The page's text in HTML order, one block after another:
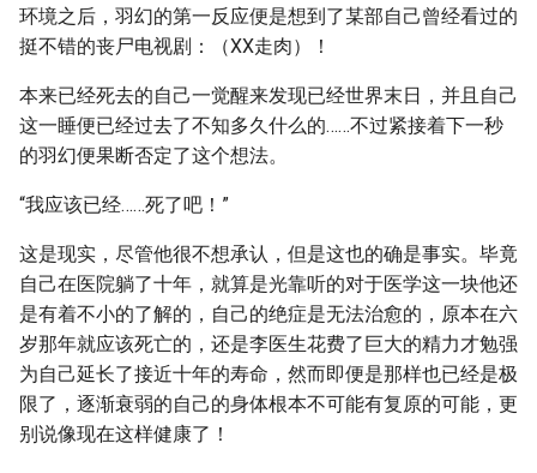
环境之后，羽幻的第一反应便是想到了某部自己曾经看过的
挺不错的丧尸电视剧：（XX走肉）！
本来已经死去的自己一觉醒来发现已经世界末日，并且自己
这一睡便已经过去了不知多久什么的……不过紧接着下一秒
的羽幻便果断否定了这个想法。
“我应该已经……死了吧！”
这是现实，尽管他很不想承认，但是这也的确是事实。毕竟
自己在医院躺了十年，就算是光靠听的对于医学这一块他还
是有着不小的了解的，自己的绝症是无法治愈的，原本在六
岁那年就应该死亡的，还是李医生花费了巨大的精力才勉强
为自己延长了接近十年的寿命，然而即便是那样也已经是极
限了，逐渐衰弱的自己的身体根本不可能有复原的可能，更
别说像现在这样健康了！